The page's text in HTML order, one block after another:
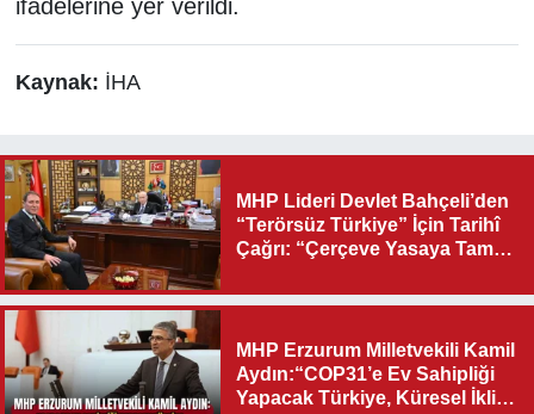
ifadelerine yer verildi.
Kaynak: İHA
MHP Lideri Devlet Bahçeli’den
“Terörsüz Türkiye” İçin Tarihî
Çağrı: “Çerçeve Yasaya Tam
MHP Erzurum Milletvekili Kamil
Aydın:“COP31’e Ev Sahipliği
Yapacak Türkiye, Küresel İklim